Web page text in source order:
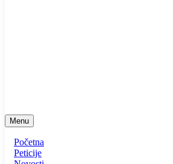
Menu
Početna
Peticije